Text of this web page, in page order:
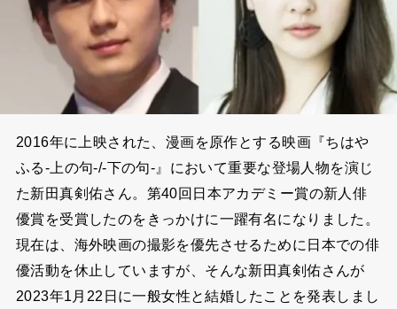
2016年に上映された、漫画を原作とする映画『ちはや
ふる-上の句-/-下の句-』において重要な登場人物を演じ
た新田真剣佑さん。第40回日本アカデミー賞の新人俳
優賞を受賞したのをきっかけに一躍有名になりました。
現在は、海外映画の撮影を優先させるために日本での俳
優活動を休止していますが、そんな新田真剣佑さんが
2023年1月22日に一般女性と結婚したことを発表しまし